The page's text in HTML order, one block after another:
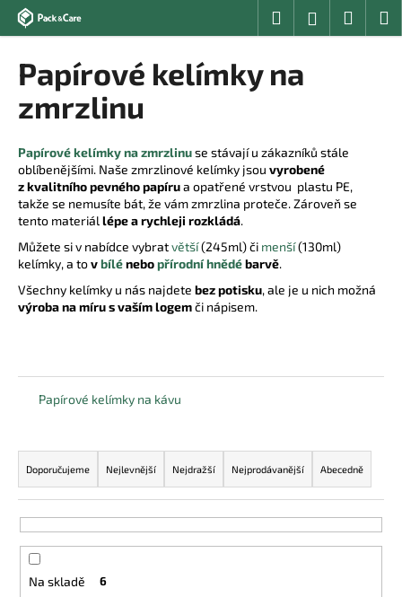
Přejít
obsah
HledatPřihlášení
Papírové kelímky na
zmrzlinu
Papírové kelímky na zmrzlinuse stávají u zákazníků stále
oblíbenějšími. Naše zmrzlinové kelímky jsou vyrobené
z kvalitního pevného papírua opatřené vrstvou plastu PE,
takže se nemusíte bát, že vám zmrzlina proteče. Zároveň se
tento materiál lépe a rychleji rozkládá.
Můžete si v nabídce vybratvětší(245ml) či menší(130ml)
kelímky, a tovbílénebopřírodní hnědébarvě.
Všechny kelímky u nás najdete bez potisku, ale je u nich možná
výroba na míru s vaším logemči nápisem.
Papírové kelímky na kávu
Ř
a
z
e
n
Doporučujeme Nejlevnější Nejdražší Nejprodávanější Abecedně
Na skladě 6
o
C
o
p
o
t
ř
e
b
u
j
e
j
t
?